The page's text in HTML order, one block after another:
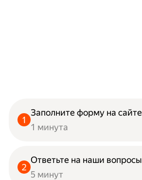
Заполните форму на сайте
1 минута
Ответьте на наши вопросы
5 минут